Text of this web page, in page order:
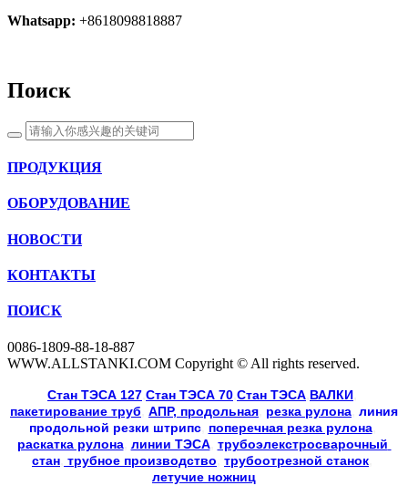
Whatsapp: +8618098818887
Поиск
ПРОДУКЦИЯ
ОБОРУДОВАНИЕ
НОВОСТИ
КОНТАКТЫ
ПОИСК
0086-1809-88-18-887
WWW.ALLSTANKI.COM Copyright © All rights reserved.
Cтан ТЭСА 127 Cтан ТЭСА 70 Cтан ТЭСА ВАЛКИ
пакетирование труб АПР, продольная резка рулона линия
продольной резки штрипс, поперечная резка рулона
раскатка рулона, линии ТЭСА, трубоэлекстросварочный
стан трубное производство трубоотрезной станок
летучие ножниц